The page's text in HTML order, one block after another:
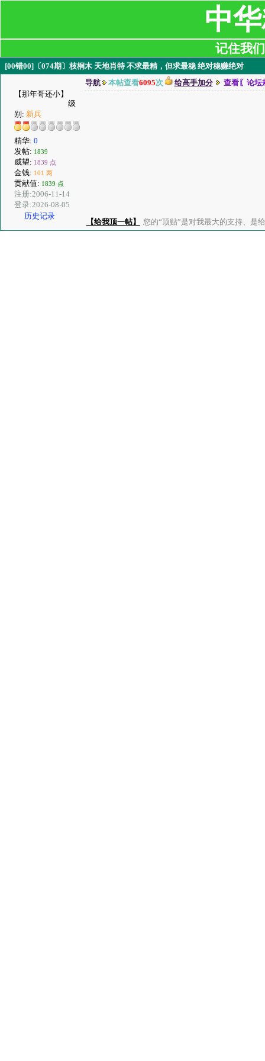
中
记住我
[00错00]〔074期〕枝桐木 天地肖特 不求最精，但求最稳 绝对稳赚绝对
【那年哥还小】
级
别: 新兵
精华: 0
发帖: 1839
威望: 1839 点
金钱: 101 两
贡献值: 1839 点
注册:2006-11-14
登录:2026-08-05
历史记录
导航 本帖查看6095次 给高手加分 查看〖论坛
【给我顶一帖】 您的“顶贴”是对我最大的支持、是